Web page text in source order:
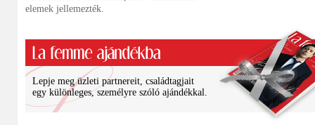
elemek jellemezték.
Lepje meg üzleti partnereit, családtagjait
egy különleges, személyre szóló ajándékkal.